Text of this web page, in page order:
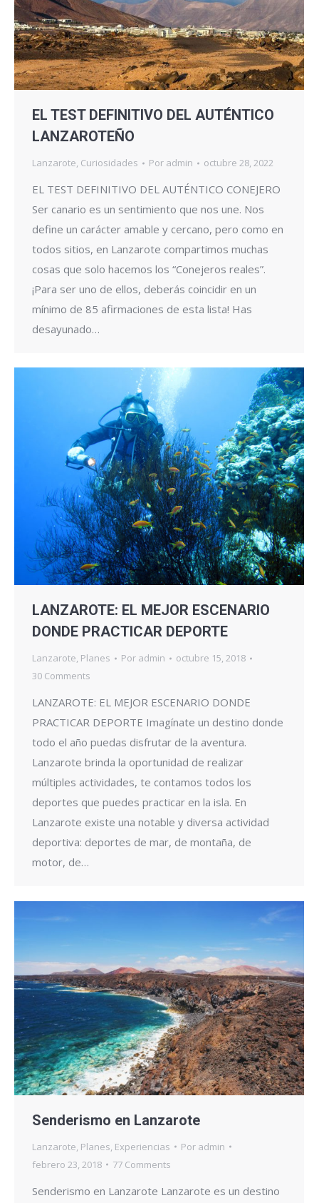
EL TEST DEFINITIVO DEL AUTÉNTICO
LANZAROTEÑO
Lanzarote, Curiosidades Por admin octubre 28, 2022
EL TEST DEFINITIVO DEL AUTÉNTICO CONEJERO
Ser canario es un sentimiento que nos une. Nos
define un carácter amable y cercano, pero como en
todos sitios, en Lanzarote compartimos muchas
cosas que solo hacemos los “Conejeros reales”.
¡Para ser uno de ellos, deberás coincidir en un
mínimo de 85 afirmaciones de esta lista! Has
desayunado…
LANZAROTE: EL MEJOR ESCENARIO
DONDE PRACTICAR DEPORTE
Lanzarote, Planes Por admin
octubre 15, 2018
30 Comments
LANZAROTE: EL MEJOR ESCENARIO DONDE
PRACTICAR DEPORTE Imagínate un destino donde
todo el año puedas disfrutar de la aventura.
Lanzarote brinda la oportunidad de realizar
múltiples actividades, te contamos todos los
deportes que puedes practicar en la isla. En
Lanzarote existe una notable y diversa actividad
deportiva: deportes de mar, de montaña, de
motor, de…
Senderismo en Lanzarote
Lanzarote Planes Experiencias Por admin
febrero 23, 2018
77 Comments
Senderismo en Lanzarote Lanzarote es un destino